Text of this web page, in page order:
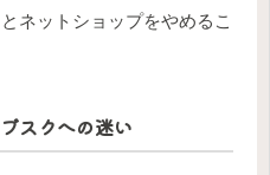
ネットショップをやめるこ
スクへの迷い